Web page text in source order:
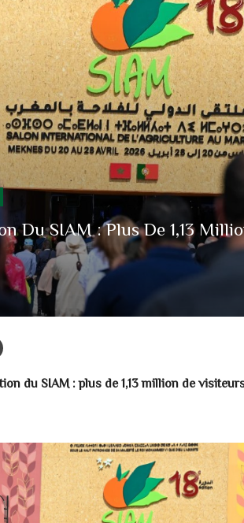
Du SIAM : Plus De 1,13
du SIAM : plus de 1,13 million de